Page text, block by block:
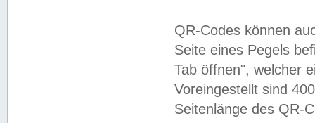
QR-Codes können
Seite eines Pegels
Tab öffnen", welcher
Voreingestellt sind
Seitenlänge des QR-